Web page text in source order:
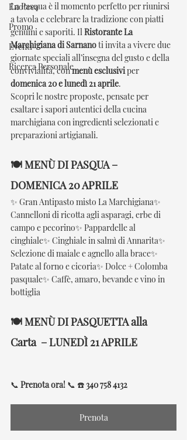
Enoteca
Promo
Eventi
Ricerca Personale
La Pasqua è il momento perfetto per riunirsi
a tavola e celebrare la tradizione con piatti
genuini e saporiti. Il Ristorante La
Marchigiana di Sarnano ti invita a vivere due
giornate speciali all’insegna del gusto e della
convivialità, con menù esclusivi per
domenica 20 e lunedì 21 aprile.
Scopri le nostre proposte, pensate per
esaltare i sapori autentici della cucina
marchigiana con ingredienti selezionati e
preparazioni artigianali.
🍽 MENÙ DI PASQUA –
DOMENICA 20 APRILE
✨ Gran Antipasto misto La Marchigiana✨
Cannelloni di ricotta agli asparagi, erbe di
campo e pecorino✨ Pappardelle al
cinghiale✨ Cinghiale in salmì di Annarita✨
Selezione di maiale e agnello alla brace✨
Patate al forno e cicoria✨ Dolce + Colomba
pasquale✨ Caffè, amaro, bevande e vino in
bottiglia
🍽 MENÙ DI PASQUETTA alla
Carta – LUNEDÌ 21 APRILE
📞 Prenota ora! 📞 ☎️ 340 758 4132
Prenota